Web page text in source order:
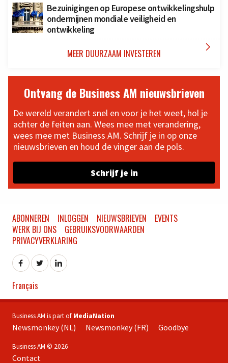
Bezuinigingen op Europese ontwikkelingshulp
ondermijnen mondiale veiligheid en
ontwikkeling
MEER DUURZAAM INVESTEREN 
Ontvang de Business AM nieuwsbrieven
De wereld verandert snel en voor je het weet, hol je
achter de feiten aan. Wees mee met verandering,
wees mee met Business AM. Schrijf je in op onze
nieuwsbrieven en houd de vinger aan de pols.
Schrijf je in
ABONNEREN INLOGGEN NIEUWSBRIEVEN
EVENTS
WERK BIJ ONS
GEBRUIKSVOORWAARDEN
PRIVACYVERKLARING
Français
Business AM is part of MediaNation
Newsmonkey (NL) Newsmonkey (FR) Goodbye
Business AM © 2026
Contact